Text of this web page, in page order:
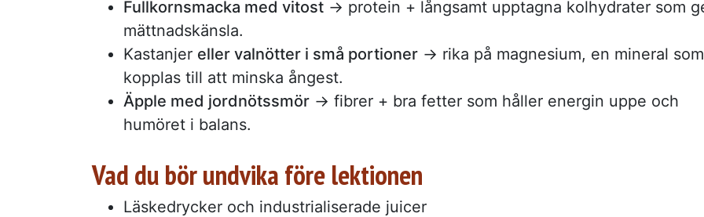
Fullkornsmacka med vitost → protein + långsamt upptagna kolhydrater som
mättnadskänsla.
Kastanjer eller valnötter i små portioner → rika på magnesium, en mineral som
kopplas till att minska ångest.
Äpple med jordnötssmör → fibrer + bra fetter som håller energin uppe och
humöret i balans.
Vad du bör undvika före lektionen
Läskedrycker och industrialiserade juicer